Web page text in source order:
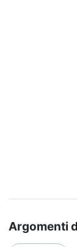
Argomenti